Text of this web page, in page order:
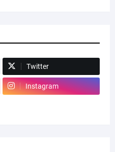
Twitter
Instagram